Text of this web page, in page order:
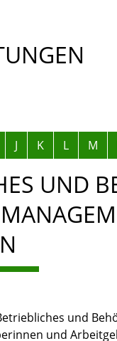
J K L M
UND
und
und